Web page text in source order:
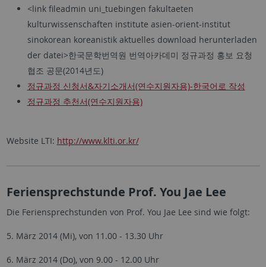
<link fileadmin uni_tuebingen fakultaeten
kulturwissenschaften institute asien-orient-institut
sinokorean koreanistik aktuelles download herunterladen
der datei>한국문학번역원 번역아카데미 정규과정 홍보 요청
협조 공문(2014년도)
정규과정 신청서&자기소개서(연수지원자용)-한국어로 작성
정규과정 추천서(연수지원자용)
Website LTI: http://www.klti.or.kr/
Feriensprechstunde Prof. You Jae Lee
Die Feriensprechstunden von Prof. You Jae Lee sind wie folgt:
5. März 2014 (Mi), von 11.00 - 13.30 Uhr
6. März 2014 (Do), von 9.00 - 12.00 Uhr